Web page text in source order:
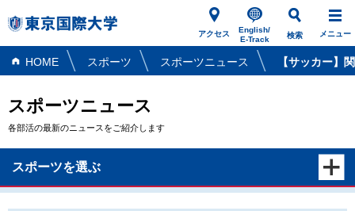
アクセス
English/
E-Track
検索 メニュー
HOME スポーツ スポーツニュース 【サッカー】
スポーツニュース
各部活の最新のニュースをご紹介します
スポーツを選ぶ